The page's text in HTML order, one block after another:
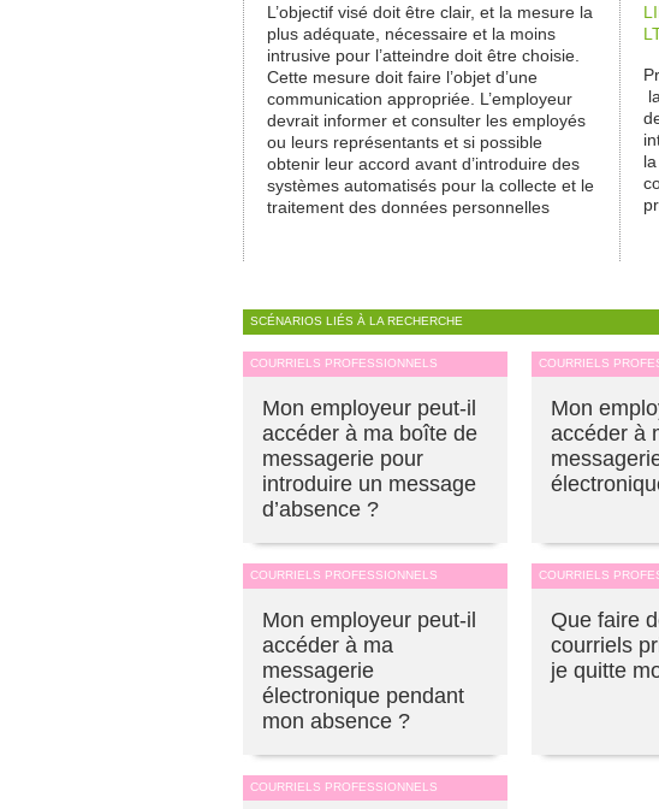
L’objectif visé doit être clair, et la mesure la
plus adéquate, nécessaire et la moins
intrusive pour l’atteindre doit être choisie.
Cette mesure doit faire l’objet d’une
communication appropriée. L’employeur
devrait informer et consulter les employés
ou leurs représentants et si possible
obtenir leur accord avant d’introduire des
systèmes automatisés pour la collecte et le
traitement des données personnelles
SCÉNARIOS LIÉS À LA RECHERCHE
COURRIELS PROFESSIONNELS
Mon employeur peut-il
accéder à ma boîte de
messagerie pour
introduire un message
d’absence ?
COURRIELS
Mon
accéder à
COURRIELS PROFESSIONNELS
Mon employeur peut-il
accéder à ma
messagerie
électronique pendant
mon absence ?
COURRIELS
Que faire
courriels
je quitte
COURRIELS PROFESSIONNELS